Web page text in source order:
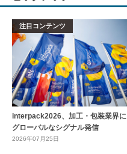
注目コンテンツ
interpack2026、加工・包装業界に
グローバルなシグナル発信
2026年07月25日